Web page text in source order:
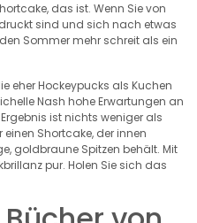
das ist. Wenn Sie von
sind und sich nach etwas
Sommer mehr schreit als ein
eher Hockeypucks als Kuchen
Nash hohe Erwartungen an
ist nichts weniger als
einen Shortcake, der innen
goldbraune Spitzen behält. Mit
pur. Holen Sie sich das